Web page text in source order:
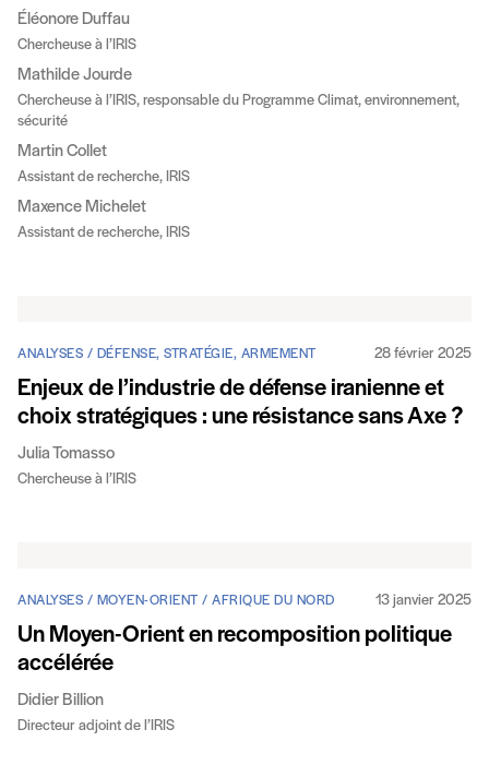
Éléonore Duffau
Chercheuse à l’IRIS
Mathilde Jourde
Chercheuse à l’IRIS, responsable du Programme Climat, environnement,
sécurité
Martin Collet
Assistant de recherche, IRIS
Maxence Michelet
Assistant de recherche, IRIS
ANALYSES / DÉFENSE, STRATÉGIE, ARMEMENT 28 février 2025
Enjeux de l’industrie de défense iranienne et
choix stratégiques : une résistance sans Axe ?
Julia Tomasso
Chercheuse à l’IRIS
ANALYSES / MOYEN-ORIENT / AFRIQUE DU NORD 13 janvier 2025
Un Moyen-Orient en recomposition politique
accélérée
Didier Billion
Directeur adjoint de l’IRIS